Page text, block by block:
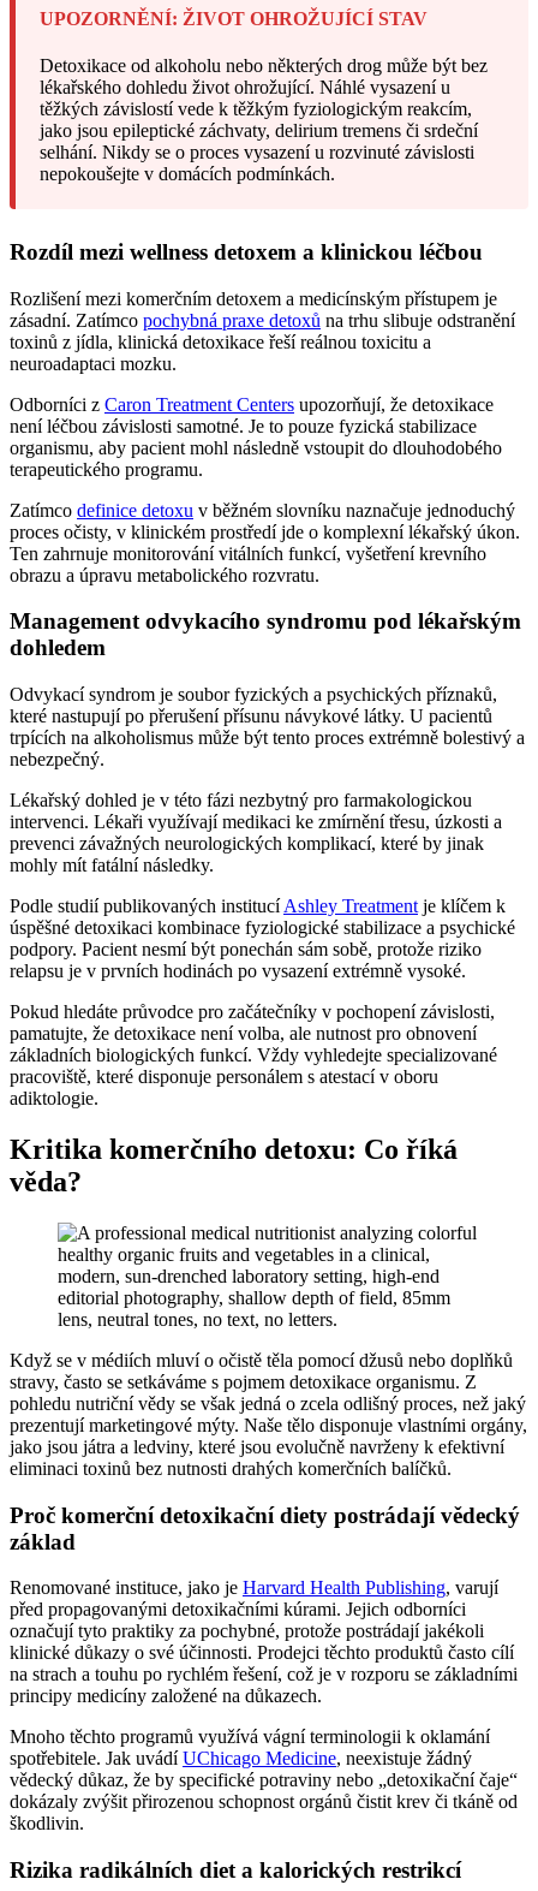
UPOZORNĚNÍ: ŽIVOT OHROŽUJÍCÍ STAV
Detoxikace od alkoholu nebo některých drog může být bez
lékařského dohledu život ohrožující. Náhlé vysazení u
těžkých závislostí vede k těžkým fyziologickým reakcím,
jako jsou epileptické záchvaty, delirium tremens či srdeční
selhání. Nikdy se o proces vysazení u rozvinuté závislosti
nepokoušejte v domácích podmínkách.
Rozdíl mezi wellness detoxem a klinickou léčbou
Rozlišení mezi komerčním detoxem a medicínským přístupem je
zásadní. Zatímco pochybná praxe detoxů na trhu slibuje odstranění
toxinů z jídla, klinická detoxikace řeší reálnou toxicitu a
neuroadaptaci mozku.
Odborníci z Caron Treatment Centers upozorňují, že detoxikace
není léčbou závislosti samotné. Je to pouze fyzická stabilizace
organismu, aby pacient mohl následně vstoupit do dlouhodobého
terapeutického programu.
Zatímco definice detoxu v běžném slovníku naznačuje jednoduchý
proces očisty, v klinickém prostředí jde o komplexní lékařský úkon.
Ten zahrnuje monitorování vitálních funkcí, vyšetření krevního
obrazu a úpravu metabolického rozvratu.
Management odvykacího syndromu pod lékařským
dohledem
Odvykací syndrom je soubor fyzických a psychických příznaků,
které nastupují po přerušení přísunu návykové látky. U pacientů
trpících na alkoholismus může být tento proces extrémně bolestivý a
nebezpečný.
Lékařský dohled je v této fázi nezbytný pro farmakologickou
intervenci. Lékaři využívají medikaci ke zmírnění třesu, úzkosti a
prevenci závažných neurologických komplikací, které by jinak
mohly mít fatální následky.
Podle studií publikovaných institucíAshley Treatment je klíčem k
úspěšné detoxikaci kombinace fyziologické stabilizace a psychické
podpory. Pacient nesmí být ponechán sám sobě, protože riziko
relapsu je v prvních hodinách po vysazení extrémně vysoké.
Pokud hledáte průvodce pro začátečníky v pochopení závislosti,
pamatujte, že detoxikace není volba, ale nutnost pro obnovení
základních biologických funkcí. Vždy vyhledejte specializované
pracoviště, které disponuje personálem s atestací v oboru
adiktologie.
Kritika komerčního detoxu: Co říká
věda?
Když se v médiích mluví o očistě těla pomocí džusů nebo doplňků
stravy, často se setkáváme s pojmem detoxikace organismu. Z
pohledu nutriční vědy se však jedná o zcela odlišný proces, než jaký
prezentují marketingové mýty. Naše tělo disponuje vlastními orgány,
jako jsou játra a ledviny, které jsou evolučně navrženy k efektivní
eliminaci toxinů bez nutnosti drahých komerčních balíčků.
Proč komerční detoxikační diety postrádají vědecký
základ
Renomované instituce, jako je Harvard Health Publishing, varují
před propagovanými detoxikačními kúrami. Jejich odborníci
označují tyto praktiky za pochybné, protože postrádají jakékoli
klinické důkazy o své účinnosti. Prodejci těchto produktů často cílí
na strach a touhu po rychlém řešení, což je v rozporu se základními
principy medicíny založené na důkazech.
Mnoho těchto programů využívá vágní terminologii k oklamání
spotřebitele. Jak uvádíUChicago Medicine, neexistuje žádný
vědecký důkaz, že by specifické potraviny nebo „detoxikační čaje“
dokázaly zvýšit přirozenou schopnost orgánů čistit krev či tkáně od
škodlivin.
Rizika radikálních diet a kalorických restrikcí